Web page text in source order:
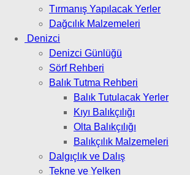
Tırmanış Yapılacak Yerler
Dağcılık Malzemeleri
Denizci
Denizci Günlüğü
Sörf Rehberi
Balık Tutma Rehberi
Balık Tutulacak Yerler
Kıyı Balıkçılığı
Olta Balıkçılığı
Balıkçılık Malzemeleri
Dalgıçlık ve Dalış
Tekne ve Yelken